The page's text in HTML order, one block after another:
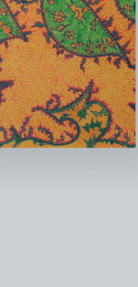
facebook twitter